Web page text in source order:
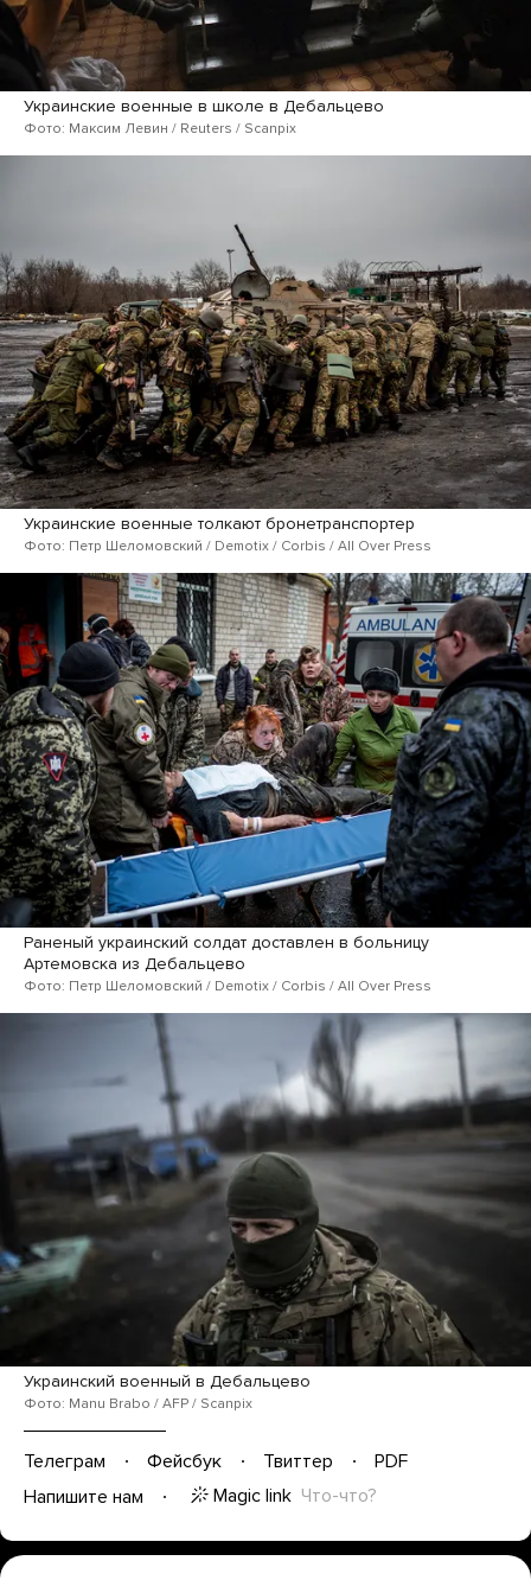
Украинские военные в школе в Дебальцево
Фото: Максим Левин / Reuters / Scanpix
Украинские военные толкают бронетранспортер
Фото: Петр Шеломовский / Demotix / Corbis / All Over Press
Раненый украинский солдат доставлен в больницу
Артемовска из Дебальцево
Фото: Петр Шеломовский / Demotix / Corbis / All Over Press
Украинский военный в Дебальцево
Фото: Manu Brabo / AFP / Scanpix
Телеграм Фейсбук Твиттер
PDF
Напишите нам
Magic link Что-что?